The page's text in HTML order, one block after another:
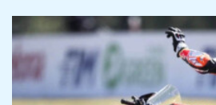
Мир
уступил
лидерство